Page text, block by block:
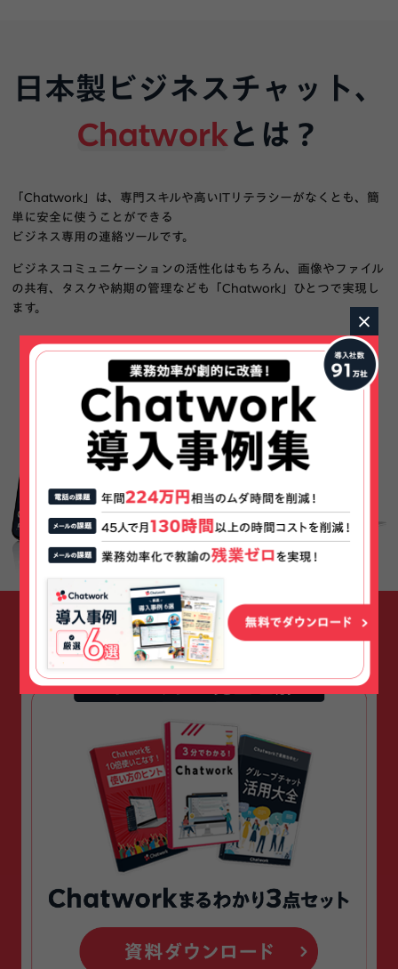
日本製ビジネスチャット、
Chatwork とは？
「Chatwork」は、専門スキルや高いITリテラシーがなくとも、簡
単に安全に使うことができる
ビジネス専用の連絡ツールです。
ビジネスコミュニケーションの活性化はもちろん、画像やファイル
の共有、タスクや納期の管理なども「Chatwork」ひとつで実現し
ます。
お気軽にお問い合わせください
×